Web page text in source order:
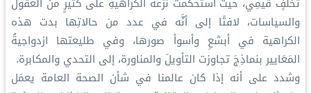
والسياسات، لافتًا إلى أنَّه في عدد من حالاتِها بدت هذه
الكراهية في أبشعِ وأسوأ صورها، وفي طليعتها ازدواجيةُ
المَعَايير بنماذِجَ تجاوزت التأويلَ والمناورة، إلى التحدي والمكابرة.
وشدد على أنه إذا كان عالمنا في شأن الصحة العامة يعمَل